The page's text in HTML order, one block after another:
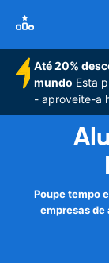
Até 20%
mundo Esta
- aproveite-a
Poupe tempo
empresas de